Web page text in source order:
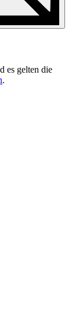
es gelten die
.